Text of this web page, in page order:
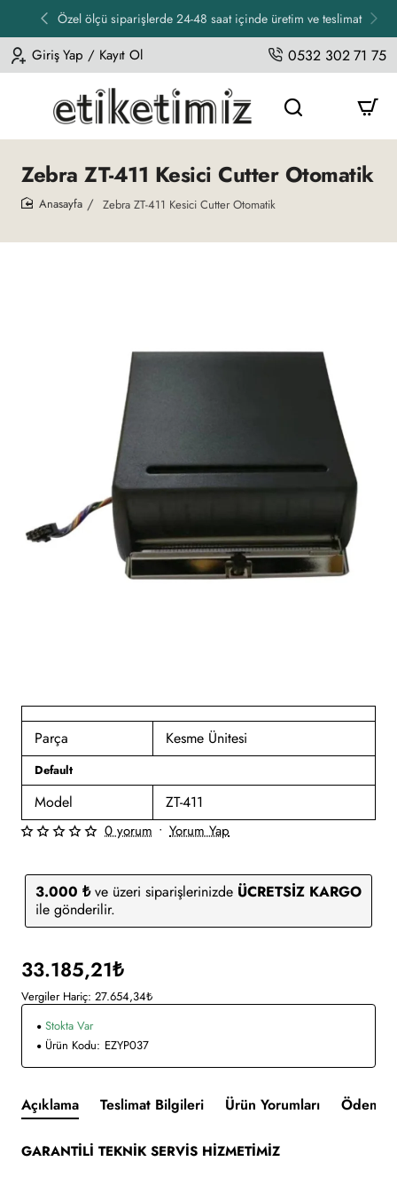
Özel ölçü siparişlerde 24-48 saat içinde üretim ve teslimat
Giriş Yap / Kayıt Ol 0532 302 71 75
Zebra ZT-411 Kesici Cutter Otomatik
Zebra ZT-411 Kesici Cutter Otomatik
Parça Kesme Ünitesi
Default
Model ZT-411
3.000 ₺ve üzeri siparişlerinizde ÜCRETSİZ KARGO
ile gönderilir.
0 yorum • Yorum Yap
33.185,21₺
Vergiler Hariç: 27.654,34₺
Stokta Var
Ürün Kodu: EZYP037
Açıklama Teslimat Bilgileri Ürün Yorumları Ödeme
GARANTİLİ TEKNİK SERVİS HİZMETİMİZ